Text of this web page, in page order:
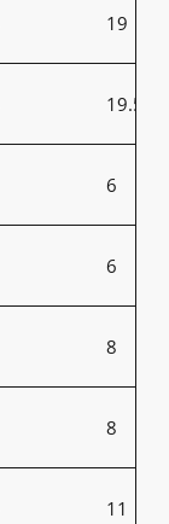
19
19.5
6
6
8
8
11